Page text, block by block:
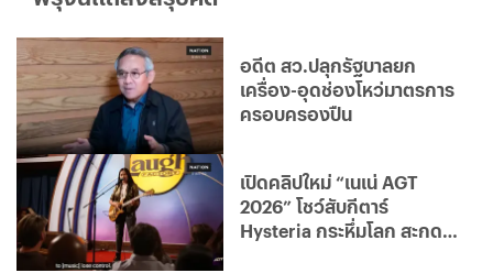
อดีต สว.ปลุกรัฐบาลยก
เครื่อง-อุดช่องโหว่มาตรการ
ครอบครองปืน
เปิดคลิปใหม่ “เนเน่ AGT
2026” โชว์สับกีตาร์
Hysteria กระหึ่มโลก สะกด